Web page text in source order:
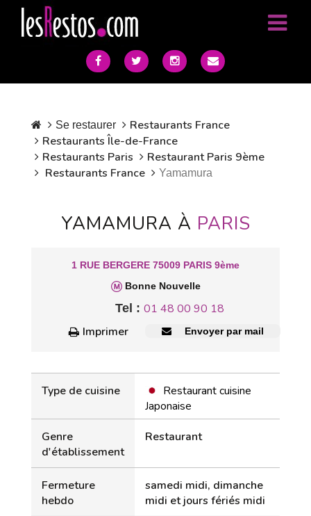
Se restaurer
Restaurants France
Restaurants Île-de-France
Restaurants Paris
Restaurant Paris 9ème
Restaurants France
Yamamura
YAMAMURA À PARIS
1 RUE BERGERE 75009 PARIS 9ème
Bonne Nouvelle
Tel : 01 48 00 90 18
Imprimer
Envoyer par mail
Type de cuisine
Restaurant cuisine
Japonaise
Genre
d'établissement
Restaurant
Fermeture
hebdo
samedi midi, dimanche
midi et jours fériés midi